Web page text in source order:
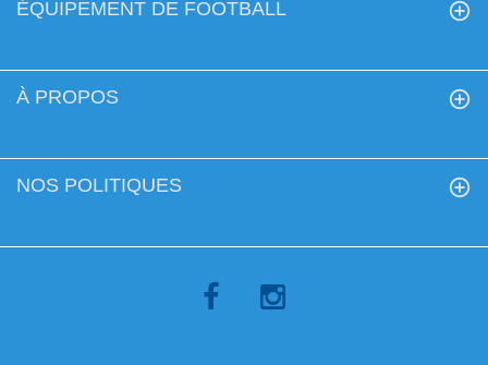
ÉQUIPEMENT DE FOOTBALL
À PROPOS
NOS POLITIQUES